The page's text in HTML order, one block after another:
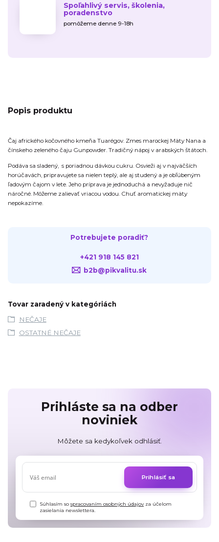
Spoľahlivý servis, školenia,
poradenstvo
pomôžeme denne 9-18h
Popis produktu
Čaj afrického kočovného kmeňa Tuarégov. Zmes marockej Mäty Nana a
čínskeho zeleného čaju Gunpowder. Tradičný nápoj v arabských štátoch.
Podáva sa sladený, s poriadnou dávkou cukru. Osvieži aj v najväčších
horúčavách, pripravujete sa nielen teplý, ale aj studený a je obľúbeným
ľadovým čajom v lete. Jeho príprava je jednoduchá a nevyžaduje nič
náročné. Môžeme zalievať vriacou vodou. Chuť aromatickej mäty
nepokazíme.
Potrebujete poradiť?
+421 918 145 821
b2b@pikvalitu.sk
Tovar zaradený v kategóriách
NEČAJE
OSTATNÉ NEČAJE
Prihláste sa na odber
noviniek
Môžete sa kedykoľvek odhlásiť.
Prihlásiť sa
Súhlasím sospracovaním osobných údajovza účelom
zasielania newslettera.